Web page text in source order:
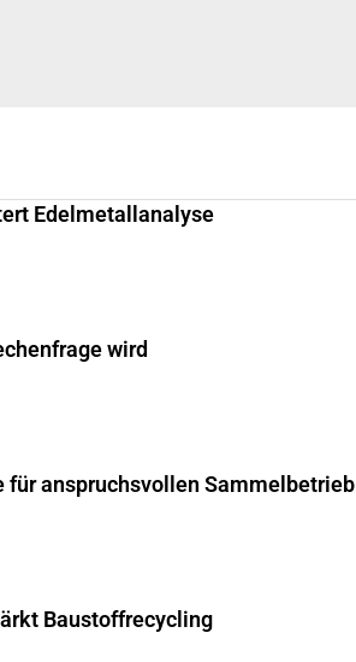
Edelmetallanalyse
wird
anspruchsvollen Sammelbetrieb
Baustoffrecycling